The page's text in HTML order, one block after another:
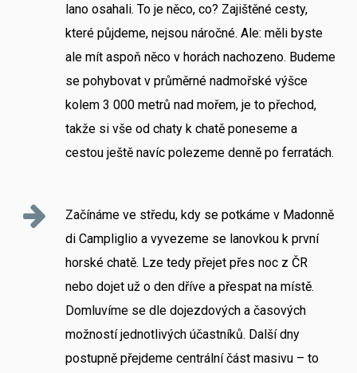
lano osahali. To je něco, co? Zajištěné cesty,
které půjdeme, nejsou náročné. Ale: měli byste
ale mít aspoň něco v horách nachozeno. Budeme
se pohybovat v průměrné nadmořské výšce
kolem 3 000 metrů nad mořem, je to přechod,
takže si vše od chaty k chatě poneseme a
cestou ještě navíc polezeme denně po ferratách.
Začínáme ve středu, kdy se potkáme v Madonně
di Campliglio a vyvezeme se lanovkou k první
horské chatě. Lze tedy přejet přes noc z ČR
nebo dojet už o den dříve a přespat na místě.
Domluvíme se dle dojezdových a časových
možností jednotlivých účastníků. Další dny
postupně přejdeme centrální část masivu – to